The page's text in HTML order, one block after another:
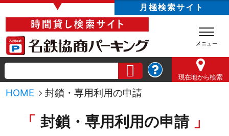
▼ 月極検索サイト
現在地から検索
HOME 封鎖・専用利用の申請
封鎖・専用利用の申請